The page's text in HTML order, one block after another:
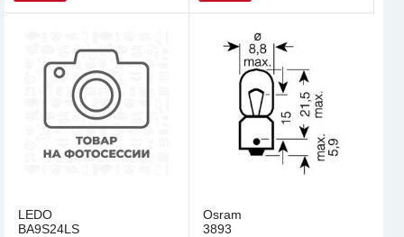
LEDO
BA9S24LS
Osram
3893